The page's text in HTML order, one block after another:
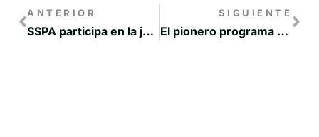
ANTERIOR
SSPA participa en la jornada ‘Get out of town’
SIGUIENTE
El pionero programa UCLM Rural aprueba con nota en la lucha contra la despoblación en Castilla-La Mancha